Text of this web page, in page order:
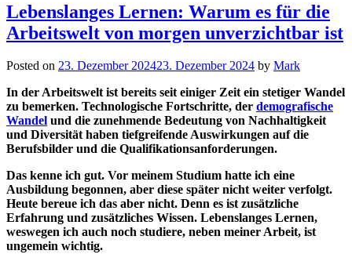
Lebenslanges Lernen: Warum es für die
Arbeitswelt von morgen unverzichtbar ist
Posted on 23. Dezember 202423. Dezember 2024 by Mark
In der Arbeitswelt ist bereits seit einiger Zeit ein stetiger Wandel
zu bemerken. Technologische Fortschritte, der demografische
Wandel und die zunehmende Bedeutung von Nachhaltigkeit
und Diversität haben tiefgreifende Auswirkungen auf die
Berufsbilder und die Qualifikationsanforderungen.
Das kenne ich gut. Vor meinem Studium hatte ich eine
Ausbildung begonnen, aber diese später nicht weiter verfolgt.
Heute bereue ich das aber nicht. Denn es ist zusätzliche
Erfahrung und zusätzliches Wissen. Lebenslanges Lernen,
weswegen ich auch noch studiere, neben meiner Arbeit, ist
ungemein wichtig.